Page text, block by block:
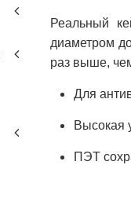
Реальный
диаметром
раз выше,
Для
Высокая
ПЭТ